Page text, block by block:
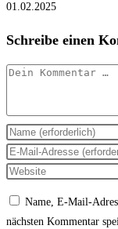
01.02.2025
Schreibe einen
Kommentar
Gib
deinen
Namen
Benutzernamen
Gib
deine
Gib
Name, E-Mail-
nächsten Kommentar